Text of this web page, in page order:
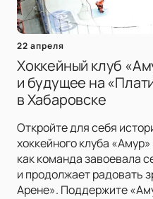
22 апреля
Хоккейный клуб
и будущее на
в Хабаровске
Откройте для себя
хоккейного клуба
как команда завоевала
и продолжает радовать
Арене». Поддержите